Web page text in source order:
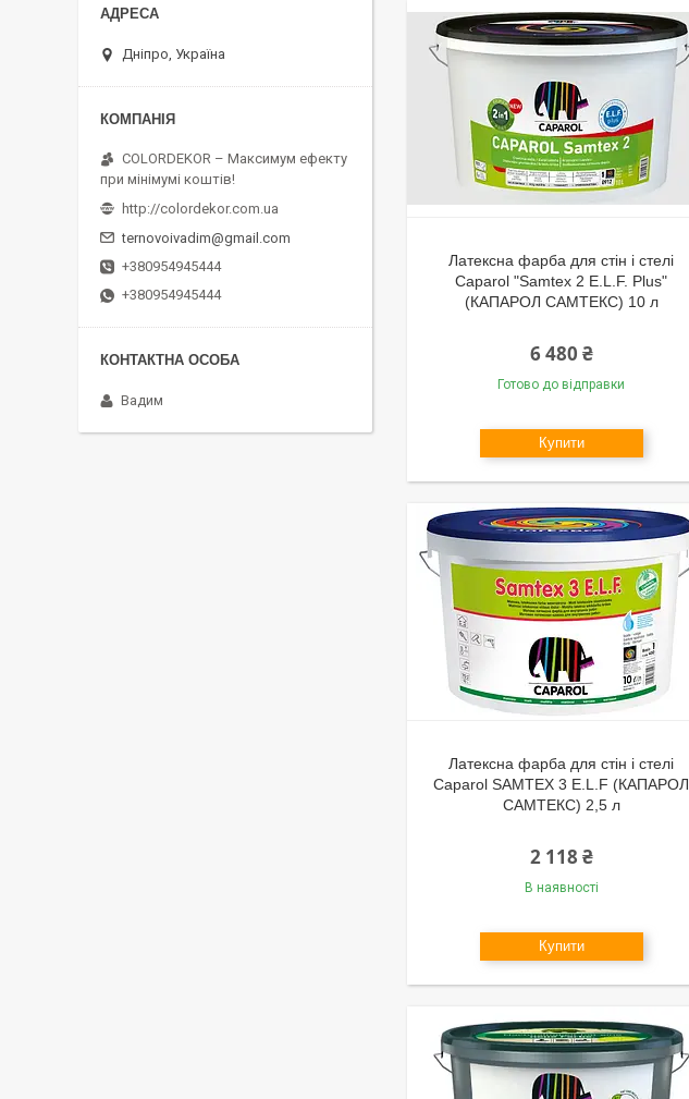
Латексна фарба для стін і стелі
Caparol "Samtex 2 E.L.F. Plus"
(КАПАРОЛ САМТЕКС) 10 л
6 480 ₴
Готово до відправки
Купити
Латексна фарба для стін і стелі
Caparol SAMTEX 3 E.L.F (КАПАРОЛ
САМТЕКС) 2,5 л
2 118 ₴
В наявності
Купити
Дніпро, Україна
COLORDEKOR – Максимум ефекту
при мінімумі коштів!
http://colordekor.com.ua
ternovoivadim@gmail.com
+380954945444
+380954945444
Вадим